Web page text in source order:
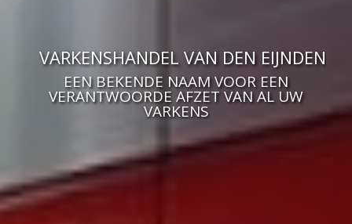
VARKENSHANDEL VAN DEN EIJNDEN
EEN BEKENDE NAAM VOOR EEN
VERANTWOORDE AFZET VAN AL UW
VARKENS